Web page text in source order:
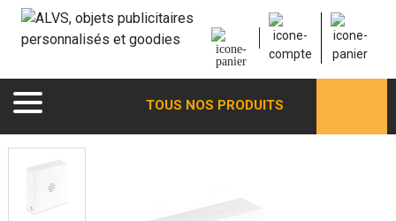
TOUS NOS PRODUITS